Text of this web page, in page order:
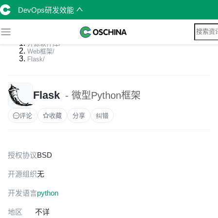
DevOps研发效能
开源软件库/
Web框架/
Flask/
Flask - 微型Python框架
评论 收藏 分享 纠错
授权协议BSD
开源组织无
开发语言python
地区 不详